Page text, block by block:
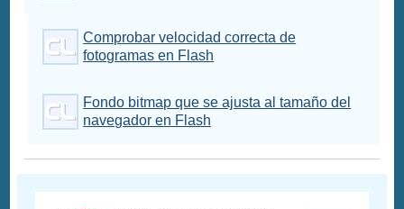
Comprobar velocidad correcta de
fotogramas en Flash
Fondo bitmap que se ajusta al tamaño del
navegador en Flash